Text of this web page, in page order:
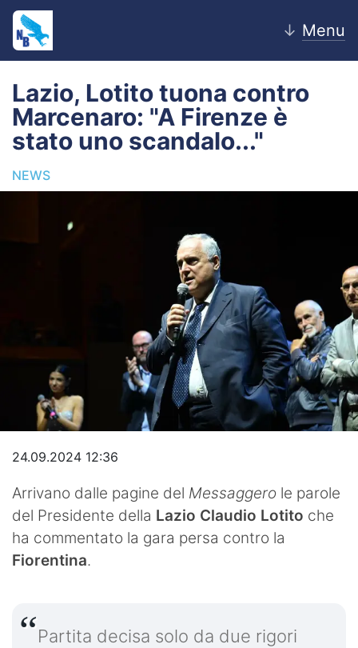
↓ Menu
Home
News
Pagelle
Calciomercato
Video
Lazio, Lotito tuona contro
Marcenaro: "A Firenze è
stato uno scandalo..."
NEWS
24.09.2024 12:36
Arrivano dalle pagine del Messaggero le parole
del Presidente della Lazio Claudio Lotito che
ha commentato la gara persa contro la
Fiorentina.
Partita decisa solo da due rigori